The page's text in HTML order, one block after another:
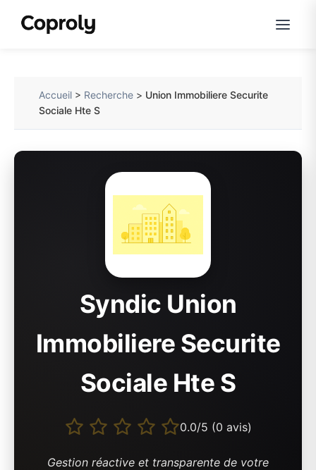
Accueil > Recherche > Union Immobiliere Securite
Sociale Hte S
Syndic Union
Immobiliere Securite
Sociale Hte S
0.0/5 (0 avis)
Gestion réactive et transparente de votre